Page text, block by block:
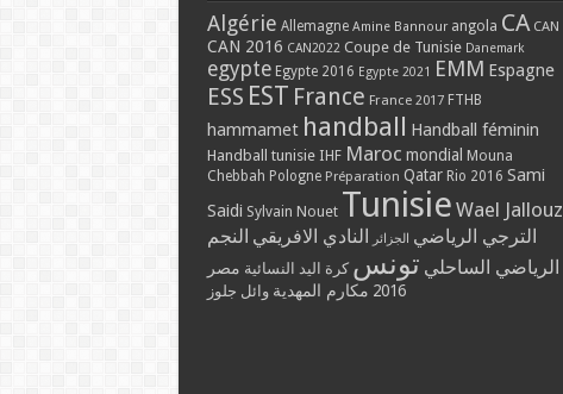
Algérie Allemagne Amine Bannour angola CA CAN
CAN 2016 CAN2022 Coupe de Tunisie Danemark
egypte Egypte 2016 Egypte 2021 EMM Espagne
ESS EST France France 2017 FTHB
hammamet handball Handball féminin
Handball tunisie IHF Maroc mondial Mouna
Chebbah Pologne Préparation Qatar Rio 2016 Sami
Saidi Sylvain Nouet Tunisie Wael Jallouz
الترجي الرياضي الجزائر النادي الافريقي النجم
الرياضي الساحلي تونس كرة اليد النسائية مصر
2016 مكارم المهدية وائل جلوز